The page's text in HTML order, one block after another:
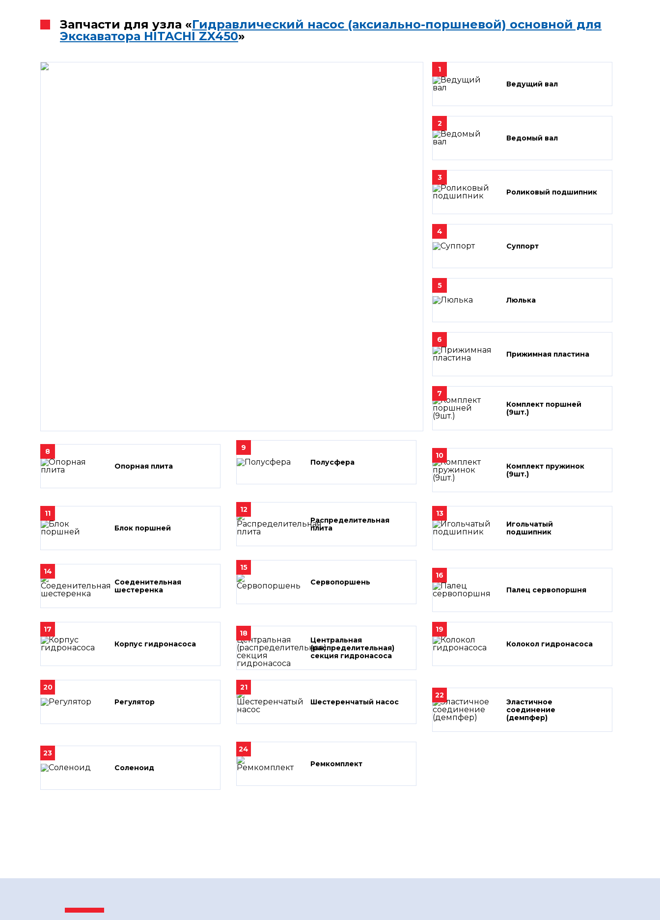
Запчасти для узла «Гидравлический насос (аксиально-поршневой) основной для
Экскаватора HITACHI ZX450»
1
Ведущий вал
2
Ведомый вал
3
Роликовый подшипник
4
Суппорт
5
Люлька
6
Прижимная пластина
7
Комплект поршней
(9шт.)
8
Опорная плита
9
Полусфера
10
Комплект пружинок
(9шт.)
11
Блок поршней
12
Распределительная
плита
13
Игольчатый
подшипник
14
Соеденительная
шестеренка
15
Сервопоршень
16
Палец сервопоршня
17
Корпус гидронасоса
18
Центральная
(распределительная)
секция гидронасоса
19
Колокол гидронасоса
20
Регулятор
21
Шестеренчатый насос
22
Эластичное
соединение
(демпфер)
23
Соленоид
24
Ремкомплект